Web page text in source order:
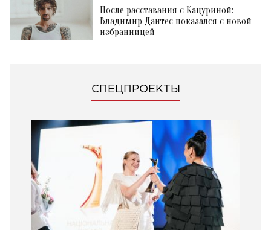
После расставания с Кацуриной:
Владимир Дантес показался с новой
избранницей
СПЕЦПРОЕКТЫ